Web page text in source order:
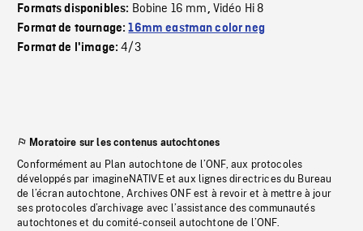
Formats disponibles: Bobine 16 mm, Vidéo Hi 8
Format de tournage:16mm eastman color neg
Format de l'image:4/3
Moratoire sur les contenus autochtones
Conformément au Plan autochtone de l’ONF, aux protocoles
développés par imagineNATIVE et aux lignes directrices du Bureau
de l’écran autochtone, Archives ONF est à revoir et à mettre à jour
ses protocoles d’archivage avec l’assistance des communautés
autochtones et du comité-conseil autochtone de l’ONF.